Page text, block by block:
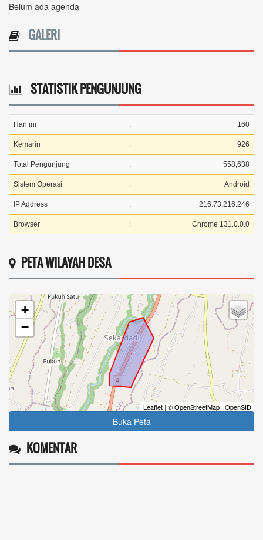
Belum ada agenda
GALERI
STATISTIK PENGUNJUNG
Hari ini : 160
Kemarin : 926
Total Pengunjung : 558,638
Sistem Operasi : Android
IP Address : 216.73.216.246
Browser : Chrome 131.0.0.0
PETA WILAYAH DESA
+
−
Leaflet | © OpenStreetMap | OpenSID
Buka Peta
KOMENTAR